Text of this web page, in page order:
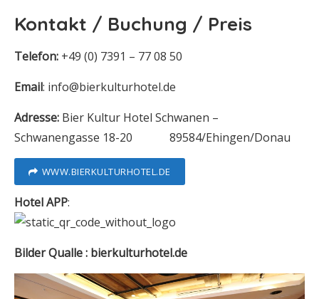
Kontakt / Buchung / Preis
Telefon: +49 (0) 7391 – 77 08 50
Email: info@bierkulturhotel.de
Adresse: Bier Kultur Hotel Schwanen –
Schwanengasse 18-20 89584/Ehingen/Donau
WWW.BIERKULTURHOTEL.DE
Hotel APP:
Bilder Qualle : bierkulturhotel.de